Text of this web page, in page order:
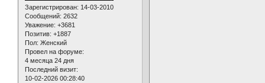
Зарегистрирован: 14-03-2010
Сообщений: 2632
Уважение: +3681
Позитив: +1887
Пол: Женский
Провел на форуме:
4 месяца 24 дня
Последний визит:
10-02-2026 00:28:40